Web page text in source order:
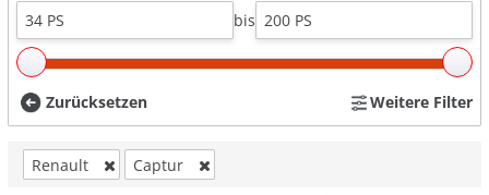
bis
Zurücksetzen Weitere Filter
Renault Captur